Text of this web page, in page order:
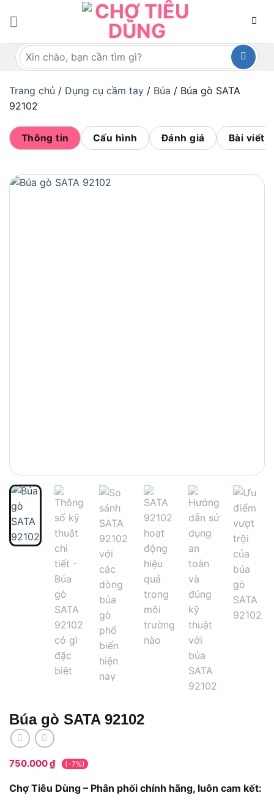
dungTìm
kiếm:
Trang chủ / Dụng cụ cầm tay / Búa / Búa gò SATA
92102
Thông tin Cấu hình Đánh giá Bài viết
Búa gò SATA 92102
750.000₫ (-7%)
Chợ Tiêu Dùng – Phân phối chính hãng, luôn cam kết: